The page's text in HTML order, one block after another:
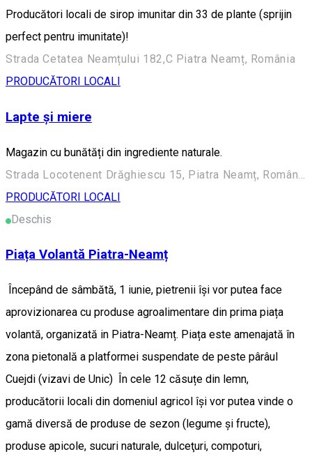
Producători locali de sirop imunitar din 33 de plante (sprijin
perfect pentru imunitate)!
Strada Cetatea Neamțului 182,C Piatra Neamț, România
PRODUCĂTORI LOCALI
Lapte și miere
Magazin cu bunătăți din ingrediente naturale.
PRODUCĂTORI LOCALI
Deschis
Piața Volantă Piatra-Neamț
Începând de sâmbătă, 1 iunie, pietrenii își vor putea face
aprovizionarea cu produse agroalimentare din prima piața
volantă, organizată in Piatra-Neamț. Piața este amenajată în
zona pietonală a platformei suspendate de peste pârâul
Cuejdi (vizavi de Unic) În cele 12 căsuțe din lemn,
producătorii locali din domeniul agricol își vor putea vinde o
gamă diversă de produse de sezon (legume și fructe),
produse apicole, sucuri naturale, dulceţuri, compoturi,